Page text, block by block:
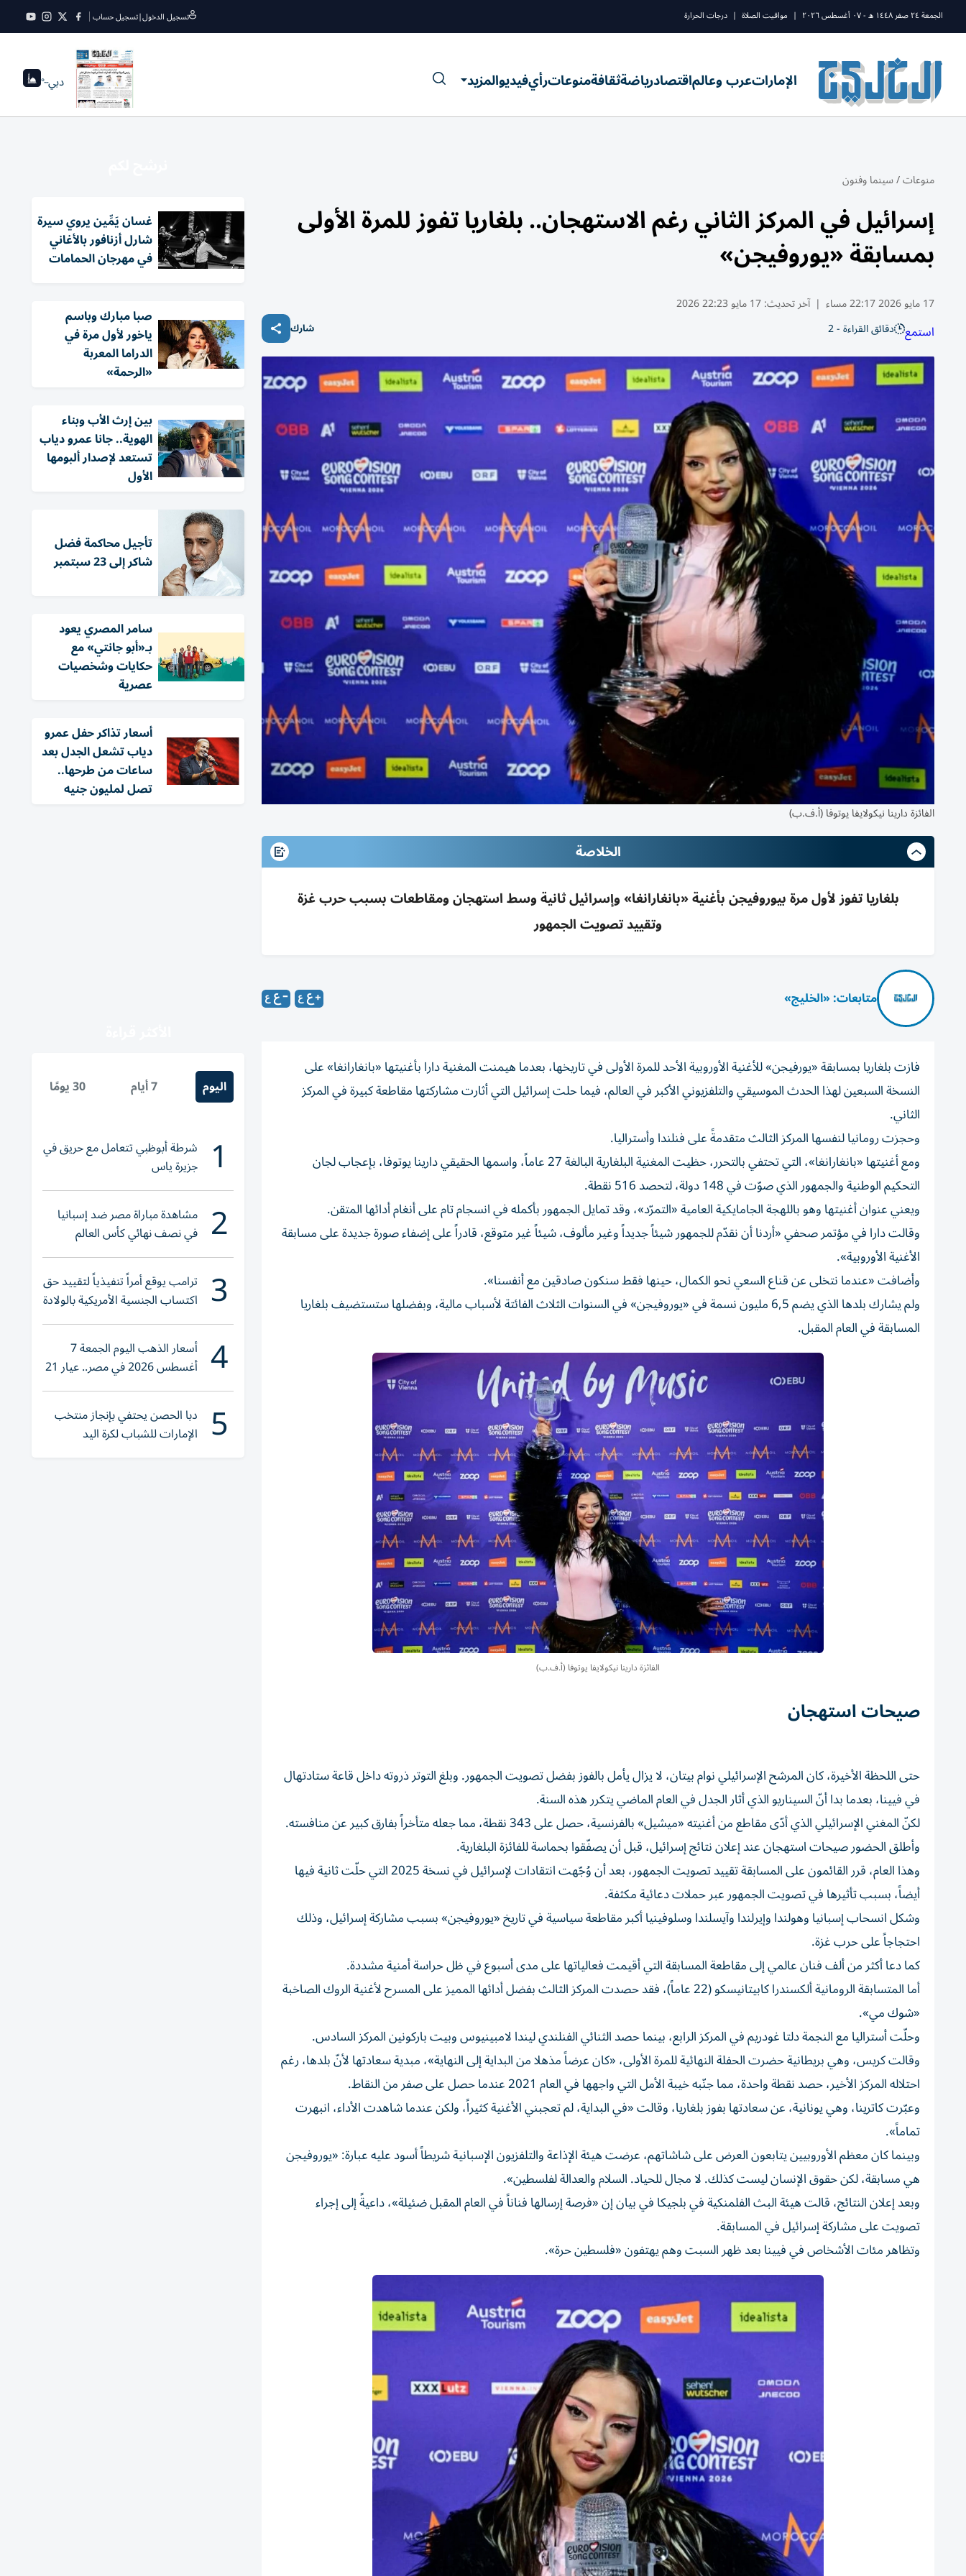
الجمعة ٢٤ صفر ١٤٤٨ ه - ٠٧ أغسطس ٢٠٢٦ | مواقيت الصلاة | درجات الحرارة تسجيل الدخول|تسجيل حساب
الإماراتعرب وعالماقتصادرياضةثقافةمنوعاترأيفيديوالمزيد دبي--°
منوعات/سينما وفنون
إسرائيل في المركز الثاني رغم الاستهجان.. بلغاريا تفوز للمرة الأولى
بمسابقة «يوروفيجن»
17 مايو 2026 22:17 مساء | آخر تحديث:17 مايو 22:23 2026
استمع دقائق القراءة - 2 شارك
الفائزة دارينا نيكولايفا يوتوفا (أ.ف.ب)
الخلاصة
بلغاريا تفوز لأول مرة بيوروفيجن بأغنية «بانغارانغا» وإسرائيل ثانية وسط استهجان ومقاطعات بسبب حرب غزة
وتقييد تصويت الجمهور
متابعات: «الخليج»
فازت بلغاريا بمسابقة «يورفيجن» للأغنية الأوروبية الأحد للمرة الأولى في تاريخها، بعدما هيمنت المغنية دارا بأغنيتها «بانغارانغا» على
النسخة السبعين لهذا الحدث الموسيقي والتلفزيوني الأكبر في العالم، فيما حلت إسرائيل التي أثارت مشاركتها مقاطعة كبيرة في المركز
الثاني.
وحجزت رومانيا لنفسها المركز الثالث متقدمةً على فنلندا وأستراليا.
ومع أغنيتها «بانغارانغا»، التي تحتفي بالتحرر، حظيت المغنية البلغارية البالغة 27 عاماً، واسمها الحقيقي دارينا يوتوفا، بإعجاب لجان
التحكيم الوطنية والجمهور الذي صوّت في 148 دولة، لتحصد 516 نقطة.
ويعني عنوان أغنيتها وهو باللهجة الجامايكية العامية «التمرّد»، وقد تمايل الجمهور بأكمله في انسجام تام على أنغام أدائها المتقن.
وقالت دارا في مؤتمر صحفي «أردنا أن نقدّم للجمهور شيئاً جديداً وغير مألوف، شيئاً غير متوقع، قادراً على إضفاء صورة جديدة على مسابقة
الأغنية الأوروبية».
وأضافت «عندما نتخلى عن قناع السعي نحو الكمال، حينها فقط سنكون صادقين مع أنفسنا».
ولم يشارك بلدها الذي يضم 6,5 مليون نسمة في «يوروفيجن» في السنوات الثلاث الفائتة لأسباب مالية، وبفضلها ستستضيف بلغاريا
المسابقة في العام المقبل.
الفائزة دارينا نيكولايفا يوتوفا (أ.ف.ب)
صيحات استهجان
حتى اللحظة الأخيرة، كان المرشح الإسرائيلي نوام بيتان، لا يزال يأمل بالفوز بفضل تصويت الجمهور. وبلغ التوتر ذروته داخل قاعة ستادتهال
في فيينا، بعدما بدا أنّ السيناريو الذي أثار الجدل في العام الماضي يتكرر هذه السنة.
لكنّ المغني الإسرائيلي الذي أدّى مقاطع من أغنيته «ميشيل» بالفرنسية، حصل على 343 نقطة، مما جعله متأخراً بفارق كبير عن منافسته.
وأطلق الحضور صيحات استهجان عند إعلان نتائج إسرائيل، قبل أن يصفّقوا بحماسة للفائزة البلغارية.
وهذا العام، قرر القائمون على المسابقة تقييد تصويت الجمهور، بعد أن وُجّهت انتقادات لإسرائيل في نسخة 2025 التي حلّت ثانية فيها
أيضاً، بسبب تأثيرها في تصويت الجمهور عبر حملات دعائية مكثفة.
وشكل انسحاب إسبانيا وهولندا وإيرلندا وآيسلندا وسلوفينيا أكبر مقاطعة سياسية في تاريخ «يوروفيجن» بسبب مشاركة إسرائيل، وذلك
احتجاجاً على حرب غزة.
كما دعا أكثر من ألف فنان عالمي إلى مقاطعة المسابقة التي أقيمت فعالياتها على مدى أسبوع في ظل حراسة أمنية مشددة.
أما المتسابقة الرومانية ألكسندرا كابيتانيسكو (22 عاماً)، فقد حصدت المركز الثالث بفضل أدائها المميز على المسرح لأغنية الروك الصاخبة
«شوك مي».
وحلّت أستراليا مع النجمة دلتا غودريم في المركز الرابع، بينما حصد الثنائي الفنلندي ليندا لامبينيوس وبيت باركونين المركز السادس.
وقالت كريس، وهي بريطانية حضرت الحفلة النهائية للمرة الأولى، «كان عرضاً مذهلا من البداية إلى النهاية»، مبدية سعادتها لأنّ بلدها، رغم
احتلاله المركز الأخير، حصد نقطة واحدة، مما جنّبه خيبة الأمل التي واجهها في العام 2021 عندما حصل على صفر من النقاط.
وعبّرت كاترينا، وهي يونانية، عن سعادتها بفوز بلغاريا، وقالت «في البداية، لم تعجبني الأغنية كثيراً، ولكن عندما شاهدت الأداء، انبهرت
تماماً».
وبينما كان معظم الأوروبيين يتابعون العرض على شاشاتهم، عرضت هيئة الإذاعة والتلفزيون الإسبانية شريطاً أسود عليه عبارة: «يوروفيجن
هي مسابقة، لكن حقوق الإنسان ليست كذلك. لا مجال للحياد. السلام والعدالة لفلسطين».
وبعد إعلان النتائج، قالت هيئة البث الفلمنكية في بلجيكا في بيان إن «فرصة إرسالها فناناً في العام المقبل ضئيلة»، داعيةً إلى إجراء
تصويت على مشاركة إسرائيل في المسابقة.
وتظاهر مئات الأشخاص في فيينا بعد ظهر السبت وهم يهتفون «فلسطين حرة».
غسان يَمِّين يروي سيرة
شارل أزنافور بالأغاني
في مهرجان الحمامات
صبا مبارك وباسم
ياخور لأول مرة في
الدراما المعربة
«الرحمة»
بين إرث الأب وبناء
الهوية.. جانا عمرو دياب
تستعد لإصدار ألبومها
الأول
تأجيل محاكمة فضل
شاكر إلى 23 سبتمبر
سامر المصري يعود
بـ«أبو جانتي» مع
حكايات وشخصيات
عصرية
أسعار تذاكر حفل عمرو
دياب تشعل الجدل بعد
ساعات من طرحها..
تصل لمليون جنيه
اليوم 7 أيام 30 يومًا
1 شرطة أبوظبي تتعامل مع حريق في
جزيرة ياس
2 مشاهدة مباراة مصر ضد إسبانيا
في نصف نهائي كأس العالم
لناشئات اليد 2026
3 ترامب يوقع أمراً تنفيذياً لتقييد حق
اكتساب الجنسية الأمريكية بالولادة
4 أسعار الذهب اليوم الجمعة 7
أغسطس 2026 في مصر.. عيار 21
يقترب من هذا الرقم
5 دبا الحصن يحتفي بإنجاز منتخب
الإمارات للشباب لكرة اليد